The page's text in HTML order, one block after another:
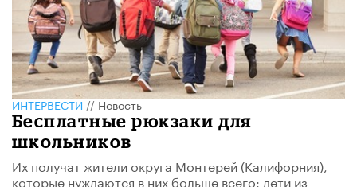
ИНТЕРВЕСТИ//Новость
Бесплатные рюкзаки для
школьников
Их получат жители округа Монтерей (Калифорния),
которые нуждаются в них больше всего: дети из